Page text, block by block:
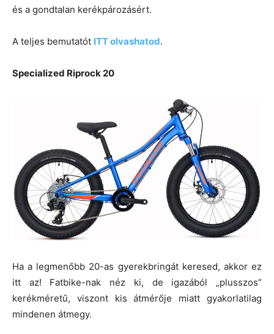
és a gondtalan kerékpározásért.
A teljes bemutatót ITT olvashatod.
Specialized Riprock 20
Ha a legmenőbb 20-as gyerekbringát keresed, akkor ez
itt az! Fatbike-nak néz ki, de igazából „plusszos”
kerékméretű, viszont kis átmérője miatt gyakorlatilag
mindenen átmegy.